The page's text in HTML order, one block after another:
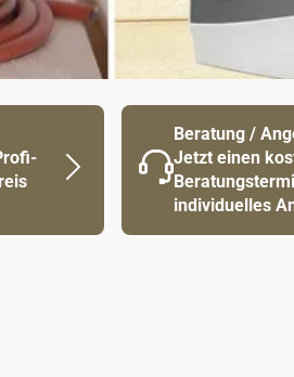
Beratung /
Jetzt einen
individuelles